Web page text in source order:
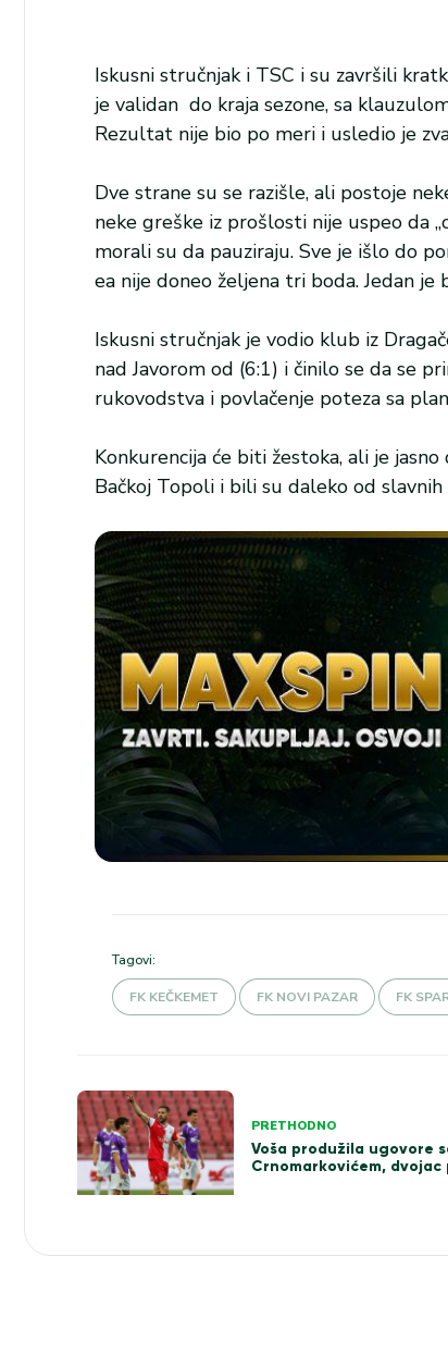
Iskusni stručnjak i TSC i su završili
je validan do kraja sezone, sa
Rezultat nije bio po meri i usledio je
Dve strane su se razišle, ali postoje
neke greške iz prošlosti nije uspeo da
morali su da pauziraju. Sve je išlo do
ea nije doneo željena tri boda. Jedan
Iskusni stručnjak je vodio klub iz
nad Javorom od (6:1) i činilo se da se
rukovodstva i povlačenje poteza sa
Konkurencija će biti žestoka, ali je
Bačkoj Topoli i bili su daleko od
Tagovi:
FK KEČKEMET FK NOVI PAZAR FK
Kretanje
članka
PRETHODNO
Voša produžila ugovore
Crnomarkovićem, dvojac